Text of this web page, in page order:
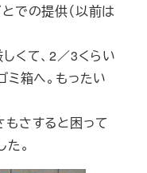
での提供（以前は
くて、2／3くらい
ミ箱へ。もったい
さすると困って
。